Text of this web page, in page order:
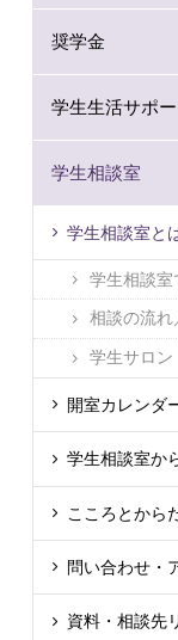
奨学金
学生生活サポー
学生相談室
学生相談室と
学生相談室
相談の流れ
学生サロン
開室カレンダ
学生相談室か
こころとから
問い合わせ・
資料・相談先